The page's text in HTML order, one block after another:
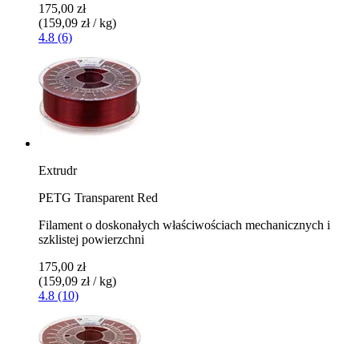
175,00 zł
(159,09 zł / kg)
4.8 (6)
Extrudr
PETG Transparent Red
Filament o doskonałych właściwościach mechanicznych i
szklistej powierzchni
175,00 zł
(159,09 zł / kg)
4.8 (10)